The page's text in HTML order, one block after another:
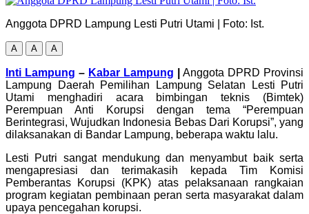
Anggota DPRD Lampung Lesti Putri Utami | Foto: Ist.
A A A
Inti Lampung – Kabar Lampung
Anggota DPRD Provinsi
Lampung Daerah Pemilihan Lampung Selatan Lesti Putri
Utami menghadiri acara bimbingan teknis (Bimtek)
Perempuan Anti Korupsi dengan tema “Perempuan
Berintegrasi, Wujudkan Indonesia Bebas Dari Korupsi”, yang
dilaksanakan di Bandar Lampung, beberapa waktu lalu.
Lesti Putri sangat mendukung dan menyambut baik serta
mengapresiasi dan terimakasih kepada Tim Komisi
Pemberantas Korupsi (KPK) atas pelaksanaan rangkaian
program kegiatan pembinaan peran serta masyarakat dalam
upaya pencegahan korupsi.